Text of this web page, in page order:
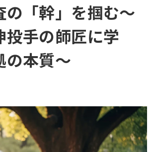
の「幹」を掴む〜
投手の師匠に学
の本質〜